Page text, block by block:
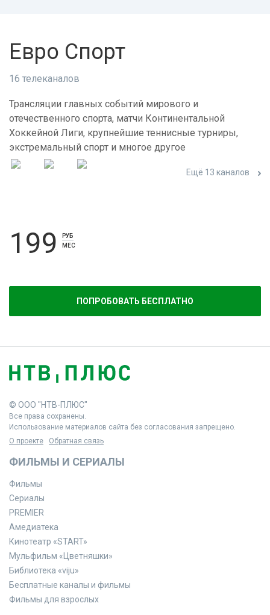
Евро Спорт
16 телеканалов
Трансляции главных событий мирового и
отечественного спорта, матчи Континентальной
Хоккейной Лиги, крупнейшие теннисные турниры,
экстремальный спорт и многое другое
Ещё 13 каналов
199
РУБ
МЕС
ПОПРОБОВАТЬ БЕСПЛАТНО
© ООО "НТВ-ПЛЮС"
Все права сохранены.
Использование материалов сайта без согласования запрещено.
О проекте
Обратная связь
ФИЛЬМЫ И СЕРИАЛЫ
Фильмы
Сериалы
PREMIER
Амедиатека
Кинотеатр «START»
Мульфильм «Цветняшки»
Библиотека «viju»
Бесплатные каналы и фильмы
Фильмы для взрослых